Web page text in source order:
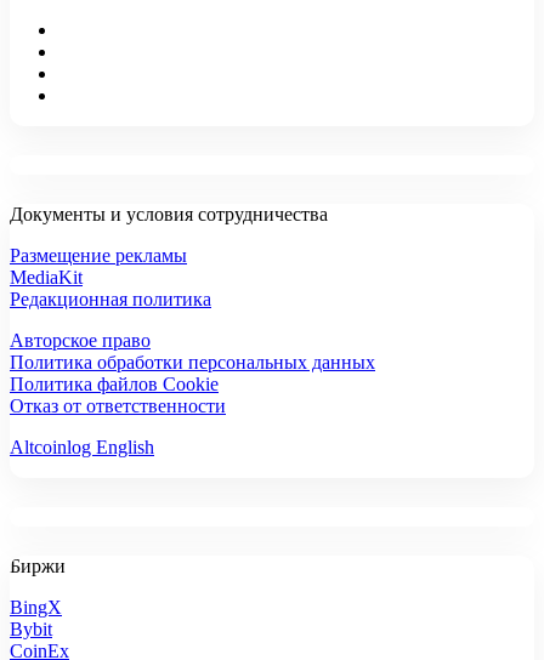
Документы и условия сотрудничества
Размещение рекламы
MediaKit
Редакционная политика
Авторское право
Политика обработки персональных данных
Политика файлов Cookie
Отказ от ответственности
Altcoinlog English
Биржи
BingX
Bybit
CoinEx